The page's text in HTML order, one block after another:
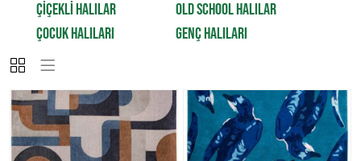
ÇİÇEKLİ HALILAR
ÇOCUK HALILARI
OLD SCHOOL HALILAR
GENÇ HALILARI